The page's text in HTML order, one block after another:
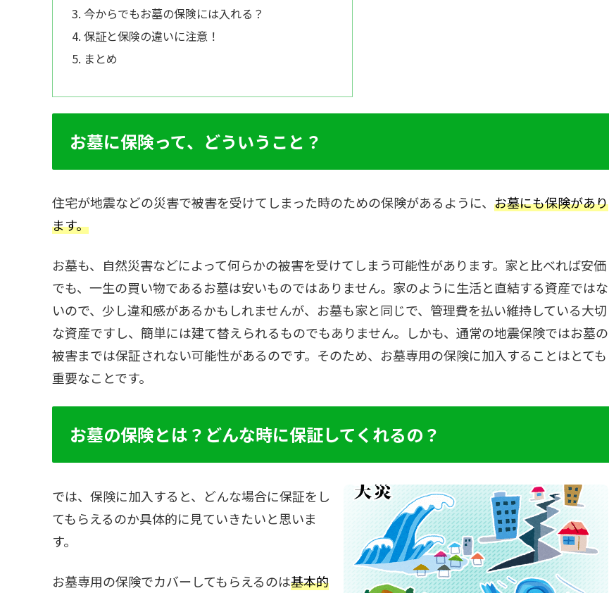
今からでもお墓の保険には入れる？
保証と保険の違いに注意！
まとめ
お墓に保険って、どういうこと？
住宅が地震などの災害で被害を受けてしまった時のための保険があるように、 お墓にも保険があり
ます。
お墓も、自然災害などによって何らかの被害を受けてしまう可能性があります。家と比べれば安価
でも、一生の買い物であるお墓は安いものではありません。家のように生活と直結する資産ではな
いので、少し違和感があるかもしれませんが、お墓も家と同じで、管理費を払い維持している大切
な資産ですし、簡単には建て替えられるものでもありません。しかも、通常の地震保険ではお墓の
被害までは保証されない可能性があるのです。そのため、お墓専用の保険に加入することはとても
重要なことです。
お墓の保険とは？どんな時に保証してくれるの？
では、保険に加入すると、どんな場合に保証をし
てもらえるのか具体的に見ていきたいと思いま
す。
お墓専用の保険でカバーしてもらえるのは基本的